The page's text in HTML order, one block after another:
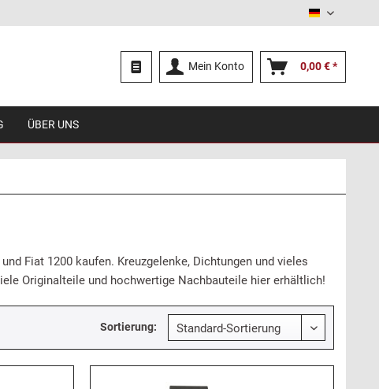
Deutsch
Mein Konto 0,00 € *
ÜBER UNS
Fiat 1200 kaufen. Kreuzgelenke, Dichtungen und vieles
Originalteile und hochwertige Nachbauteile hier erhältlich!
Sortierung: